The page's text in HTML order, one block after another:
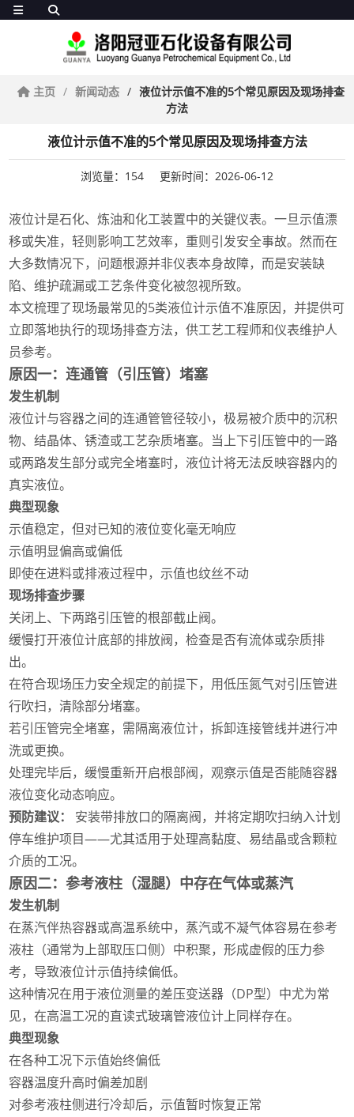
主页 新闻动态
液位计示值不准的5个常见原因及现场排查
方法
液位计示值不准的5个常见原因及现场排查方法
浏览量：154 更新时间：2026-06-12
液位计是石化、炼油和化工装置中的关键仪表。一旦示值漂
移或失准，轻则影响工艺效率，重则引发安全事故。然而在
大多数情况下，问题根源并非仪表本身故障，而是安装缺
陷、维护疏漏或工艺条件变化被忽视所致。
本文梳理了现场最常见的5类液位计示值不准原因，并提供可
立即落地执行的现场排查方法，供工艺工程师和仪表维护人
员参考。
原因一：连通管（引压管）堵塞
发生机制
液位计与容器之间的连通管管径较小，极易被介质中的沉积
物、结晶体、锈渣或工艺杂质堵塞。当上下引压管中的一路
或两路发生部分或完全堵塞时，液位计将无法反映容器内的
真实液位。
典型现象
示值稳定，但对已知的液位变化毫无响应
示值明显偏高或偏低
即使在进料或排液过程中，示值也纹丝不动
现场排查步骤
关闭上、下两路引压管的根部截止阀。
缓慢打开液位计底部的排放阀，检查是否有流体或杂质排
出。
在符合现场压力安全规定的前提下，用低压氮气对引压管进
行吹扫，清除部分堵塞。
若引压管完全堵塞，需隔离液位计，拆卸连接管线并进行冲
洗或更换。
处理完毕后，缓慢重新开启根部阀，观察示值是否能随容器
液位变化动态响应。
预防建议：
安装带排放口的隔离阀，并将定期吹扫纳入计划
停车维护项目——尤其适用于处理高黏度、易结晶或含颗粒
介质的工况。
原因二：参考液柱（湿腿）中存在气体或蒸汽
发生机制
在蒸汽伴热容器或高温系统中，蒸汽或不凝气体容易在参考
液柱（通常为上部取压口侧）中积聚，形成虚假的压力参
考，导致液位计示值持续偏低。
这种情况在用于液位测量的差压变送器（DP型）中尤为常
见，在高温工况的直读式玻璃管液位计上同样存在。
典型现象
在各种工况下示值始终偏低
容器温度升高时偏差加剧
对参考液柱侧进行冷却后，示值暂时恢复正常